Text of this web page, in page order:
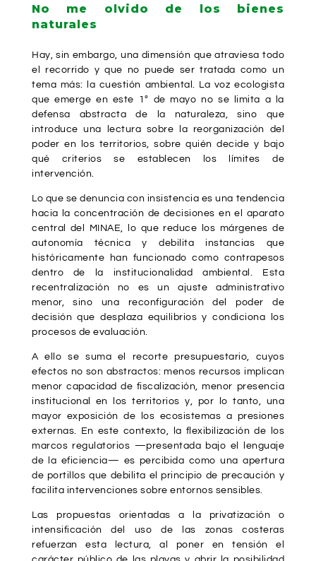
No me olvido de los bienes
naturales
Hay, sin embargo, una dimensión que atraviesa todo
el recorrido y que no puede ser tratada como un
tema más: la cuestión ambiental. La voz ecologista
que emerge en este 1° de mayo no se limita a la
defensa abstracta de la naturaleza, sino que
introduce una lectura sobre la reorganización del
poder en los territorios, sobre quién decide y bajo
qué criterios se establecen los límites de
intervención.
Lo que se denuncia con insistencia es una tendencia
hacia la concentración de decisiones en el aparato
central del MINAE, lo que reduce los márgenes de
autonomía técnica y debilita instancias que
históricamente han funcionado como contrapesos
dentro de la institucionalidad ambiental. Esta
recentralización no es un ajuste administrativo
menor, sino una reconfiguración del poder de
decisión que desplaza equilibrios y condiciona los
procesos de evaluación.
A ello se suma el recorte presupuestario, cuyos
efectos no son abstractos: menos recursos implican
menor capacidad de fiscalización, menor presencia
institucional en los territorios y, por lo tanto, una
mayor exposición de los ecosistemas a presiones
externas. En este contexto, la flexibilización de los
marcos regulatorios —presentada bajo el lenguaje
de la eficiencia— es percibida como una apertura
de portillos que debilita el principio de precaución y
facilita intervenciones sobre entornos sensibles.
Las propuestas orientadas a la privatización o
intensificación del uso de las zonas costeras
refuerzan esta lectura, al poner en tensión el